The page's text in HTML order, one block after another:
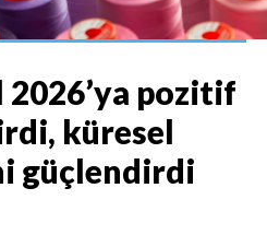
pozitif
küresel
güçlendirdi